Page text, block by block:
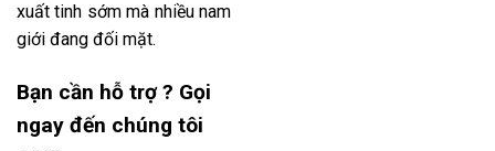
xuất tinh sớm mà nhiều nam
giới đang đối mặt.
Bạn cần hỗ trợ ? Gọi
ngay đến chúng tôi